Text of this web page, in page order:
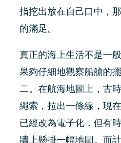
指挖出放在自己口中，
的滿足。
真正的海上生活不是一
果夠仔細地觀察船艙的
二。在航海地圖上，古
繩索，拉出一條線，現
已經改為電子化，但有
牆上懸掛一幅地圖。而